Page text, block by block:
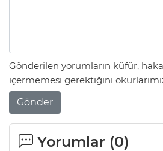
Gönderilen yorumların küfür,
içermemesi gerektiğini
Gönder
Yorumlar (0)